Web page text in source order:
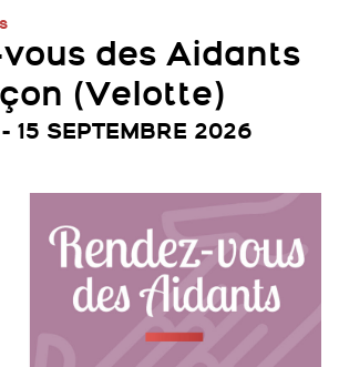
des Aidants
(Velotte)
15 SEPTEMBRE 2026